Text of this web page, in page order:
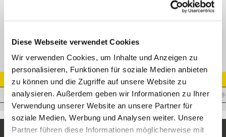
Diese Webseite verwendet Cookies
Wir verwenden Cookies, um Inhalte und Anzeigen zu
personalisieren, Funktionen für soziale Medien anbieten
zu können und die Zugriffe auf unsere Website zu
analysieren. Außerdem geben wir Informationen zu Ihrer
Verwendung unserer Website an unsere Partner für
soziale Medien, Werbung und Analysen weiter. Unsere
Partner führen diese Informationen möglicherweise mit
Artikel Nr.
C.CPV0801615F